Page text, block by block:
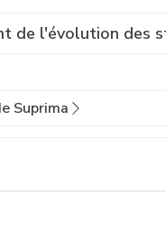
de l'évolution des
Suprima